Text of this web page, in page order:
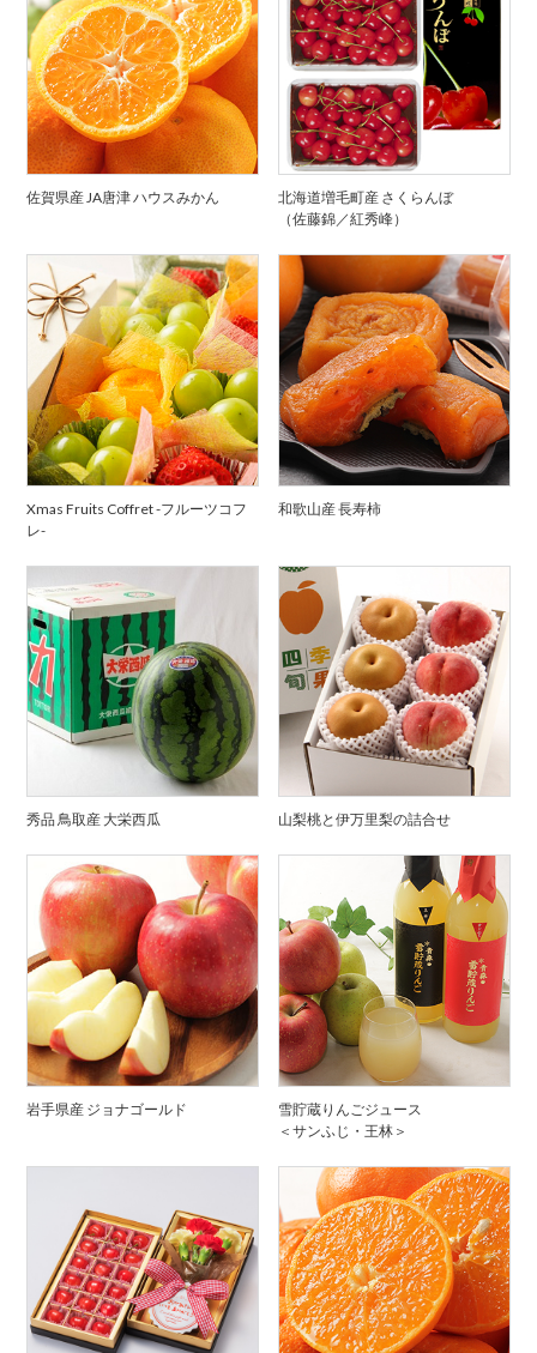
佐賀県産 JA唐津 ハウスみかん
北海道増毛町産 さくらんぼ
（佐藤錦／紅秀峰）
Xmas Fruits Coffret -フルーツコフ
レ-
和歌山産 長寿柿
秀品 鳥取産 大栄西瓜 山梨桃と伊万里梨の詰合せ
岩手県産 ジョナゴールド
雪貯蔵りんごジュース
＜サンふじ・王林＞